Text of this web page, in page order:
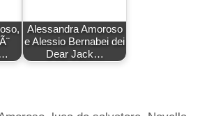
Alessandra Amoroso
e Alessio Bernabei dei
Dear Jack…